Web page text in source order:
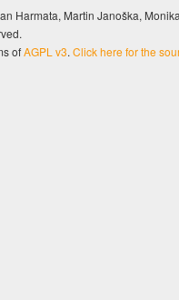
Harmata, Martin Janoška,
ofAGPL v3. Click here for the